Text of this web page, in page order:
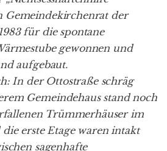
Gemeindekirchenrat der
für die spontane
gewonnen und
aufgebaut.
In der Ottostraße schräg
Gemeindehaus stand noch
Trümmerhäuser im
erste Etage waren intakt
sagenhafte